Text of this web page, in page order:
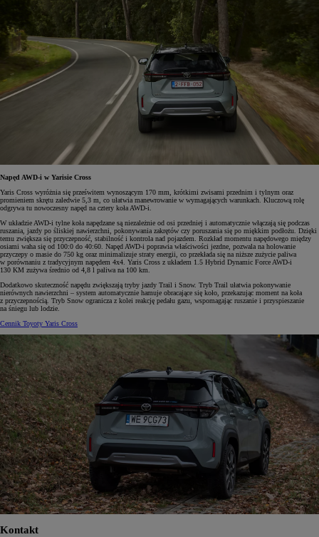
Napęd AWD-i w Yarisie Cross
Yaris Cross wyróżnia się prześwitem wynoszącym 170 mm, krótkimi zwisami przednim i tylnym oraz
promieniem skrętu zaledwie 5,3 m, co ułatwia manewrowanie w wymagających warunkach. Kluczową rolę
odgrywa tu nowoczesny napęd na cztery koła AWD-i.
W układzie AWD-i tylne koła napędzane są niezależnie od osi przedniej i automatycznie włączają się podczas
ruszania, jazdy po śliskiej nawierzchni, pokonywania zakrętów czy poruszania się po miękkim podłożu. Dzięki
temu zwiększa się przyczepność, stabilność i kontrola nad pojazdem. Rozkład momentu napędowego między
osiami waha się od 100:0 do 40:60. Napęd AWD-i poprawia właściwości jezdne, pozwala na holowanie
przyczepy o masie do 750 kg oraz minimalizuje straty energii, co przekłada się na niższe zużycie paliwa
w porównaniu z tradycyjnym napędem 4x4. Yaris Cross z układem 1.5 Hybrid Dynamic Force AWD-i
130 KM zużywa średnio od 4,8 l paliwa na 100 km.
Dodatkowo skuteczność napędu zwiększają tryby jazdy Trail i Snow. Tryb Trail ułatwia pokonywanie
nierównych nawierzchni – system automatycznie hamuje obracające się koło, przekazując moment na koła
z przyczepnością. Tryb Snow ogranicza z kolei reakcję pedału gazu, wspomagając ruszanie i przyspieszanie
na śniegu lub lodzie.
Cennik Toyoty Yaris Cross
Kontakt